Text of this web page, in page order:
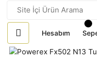
Hesabım